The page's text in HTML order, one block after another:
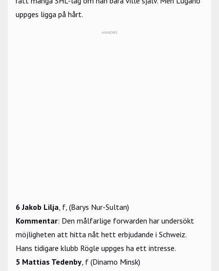
uppges ligga på hårt.
ANNONS
6 Jakob Lilja, f, (Barys Nur-Sultan)
Kommentar: Den målfarlige forwarden har undersökt
möjligheten att hitta nåt hett erbjudande i Schweiz.
Hans tidigare klubb Rögle uppges ha ett intresse.
5 Mattias Tedenby, f (Dinamo Minsk)